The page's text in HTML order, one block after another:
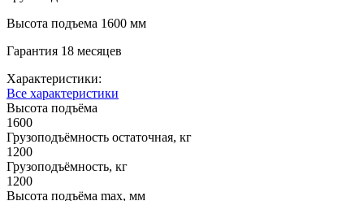
Высота подъема 1600 мм
Гарантия 18 месяцев
Характеристики:
Все характеристики
Высота подъёма
1600
Грузоподъёмность остаточная, кг
1200
Грузоподъёмность, кг
1200
Высота подъёма max, мм